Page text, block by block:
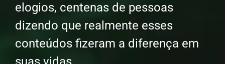
elogios, centenas de pessoas
dizendo que realmente esses
conteúdos fizeram a diferença em